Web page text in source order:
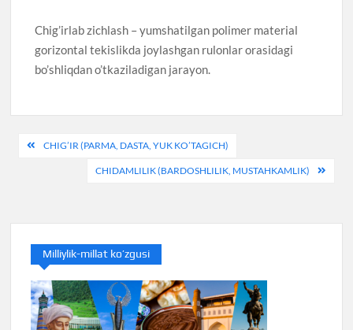
Chig’irlab zichlash – yumshatilgan polimer material
gorizontal tekislikda joylashgan rulonlar orasidagi
bo’shliqdan o’tkaziladigan jarayon.
Post
menyusi
CHIG’IR (PARMA, DASTA, YUK KO’TAGICH)
CHIDAMLILIK (BARDOSHLILIK, MUSTAHKAMLIK)
Milliylik-millat ko’zgusi